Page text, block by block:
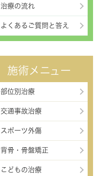
治療の流れ
よくあるご質問と答え
施術メニュー
部位別治療
交通事故治療
スポーツ外傷
背骨・骨盤矯正
こどもの治療